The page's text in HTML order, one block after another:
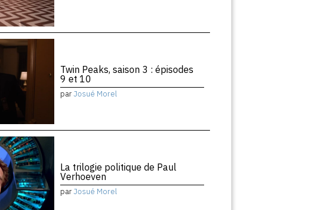
Twin Peaks, saison 3 : épisodes
9 et 10
parJosué Morel
La trilogie politique de Paul
Verhoeven
parJosué Morel